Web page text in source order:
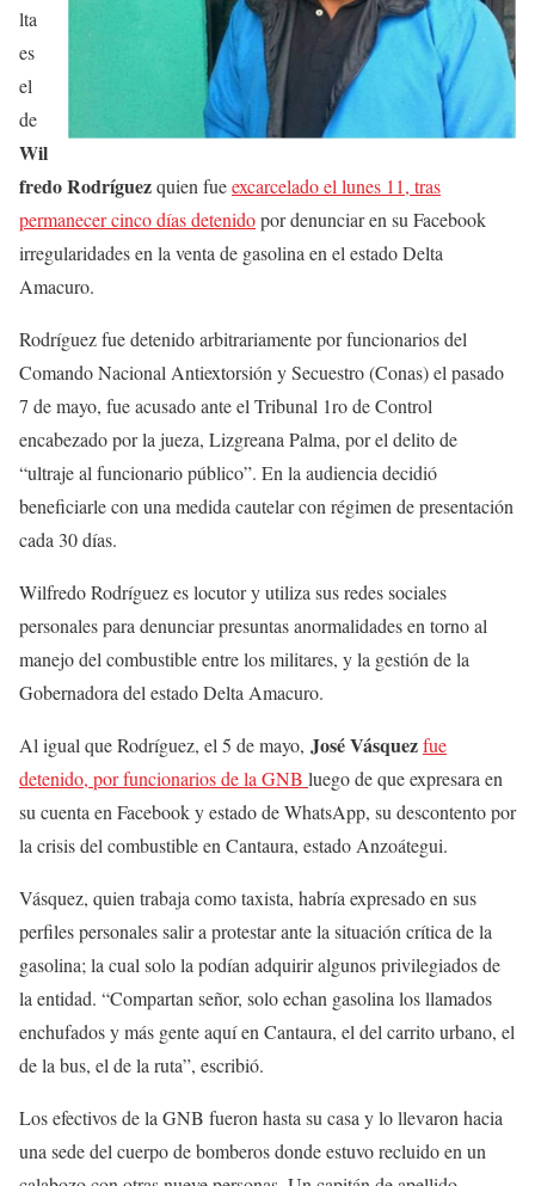
lta
es
el
de
Wil
fredo Rodríguezquien fueexcarcelado el lunes 11, tras
permanecer cinco días detenidopor denunciar en su Facebook
irregularidades en la venta de gasolina en el estado Delta
Amacuro.
Rodríguez fue detenido arbitrariamente por funcionarios del
Comando Nacional Antiextorsión y Secuestro (Conas) el pasado
7 de mayo, fue acusado ante el Tribunal 1ro de Control
encabezado por la jueza, Lizgreana Palma, por el delito de
“ultraje al funcionario público”. En la audiencia decidió
beneficiarle con una medida cautelar con régimen de presentación
cada 30 días.
Wilfredo Rodríguez es locutor y utiliza sus redes sociales
personales para denunciar presuntas anormalidades en torno al
manejo del combustible entre los militares, y la gestión de la
Gobernadora del estado Delta Amacuro.
Al igual que Rodríguez, el 5 de mayo, José Vásquezfue
detenido, por funcionarios de la GNB luego de que expresara en
su cuenta en Facebook y estado de WhatsApp, su descontento por
la crisis del combustible en Cantaura, estado Anzoátegui.
Vásquez, quien trabaja como taxista, habría expresado en sus
perfiles personales salir a protestar ante la situación crítica de la
gasolina; la cual solo la podían adquirir algunos privilegiados de
la entidad. “Compartan señor, solo echan gasolina los llamados
enchufados y más gente aquí en Cantaura, el del carrito urbano, el
de la bus, el de la ruta”, escribió.
Los efectivos de la GNB fueron hasta su casa y lo llevaron hacia
una sede del cuerpo de bomberos donde estuvo recluido en un